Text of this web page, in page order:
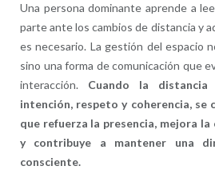
Una persona dominante aprende a
parte ante los cambios de distancia y
es necesario. La gestión del espacio
sino una forma de comunicación que
interacción. Cuando la
intención, respeto y coherencia, se
que refuerza la presencia, mejora la
y contribuye a mantener una
consciente.